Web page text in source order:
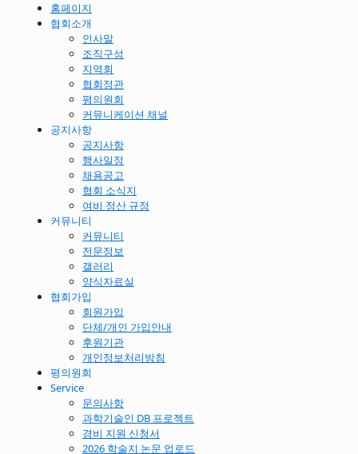
홈페이지
협회소개
인사말
조직구성
지역회
협회정관
평의원회
커뮤니케이션 채널
공지사항
공지사항
행사일정
채용공고
협회 소식지
여비 정산 규정
커뮤니티
커뮤니티
전문정보
갤러리
양식자료실
협회가입
회원가입
단체/개인 가입안내
후원기관
개인정보처리방침
평의원회
Service
문의사항
과학기술인 DB 프로젝트
경비 지원 신청서
2026 학술지 논문 업로드